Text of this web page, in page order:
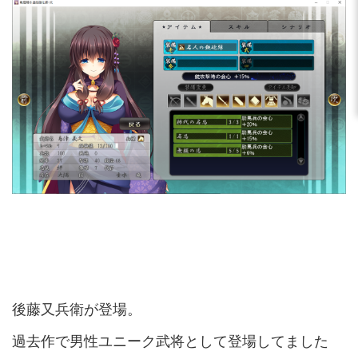
後藤又兵衛が登場。
過去作で男性ユニーク武将として登場してました